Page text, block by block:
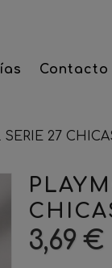
Contacto
SERIE 27
3,69 €